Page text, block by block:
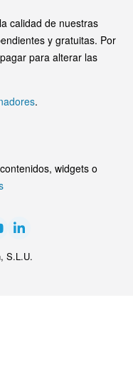
calidad de nuestras
y gratuitas. Por
para alterar las
.
widgets o
S.L.U.